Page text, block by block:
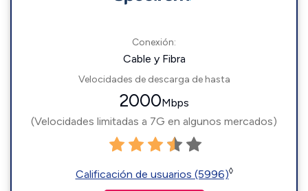
Conexión:
Cable y Fibra
Velocidades de descarga de hasta
2000Mbps
(Velocidades limitadas a 7G en algunos mercados)
Calificación de usuarios (5996)◊